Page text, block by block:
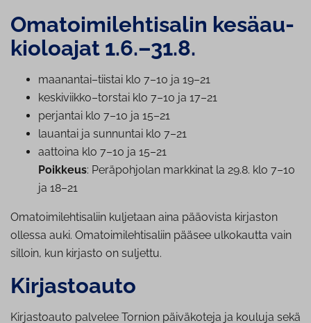
Oma­toi­mi­leh­ti­sa­lin ke­sä­au­
kio­loa­jat 1.6.–31.8.
maanantai–tiistai klo 7–10 ja 19–21
keskiviikko–torstai klo 7–10 ja 17–21
perjantai klo 7–10 ja 15–21
lauantai ja sunnuntai klo 7–21
aattoina klo 7–10 ja 15–21
Poikkeus: Pe­rä­poh­jo­lan markkinat la 29.8. klo 7–10
ja 18–21
Omatoimilehtisaliin kuljetaan aina pääovista kirjaston
ollessa auki. Omatoimilehtisaliin pääsee ulkokautta vain
silloin, kun kirjasto on suljettu.
Kir­jas­toau­to
Kirjastoauto palvelee Tornion päiväkoteja ja kouluja sekä